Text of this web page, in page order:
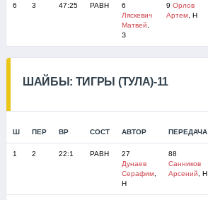
6 3 47:25 РАВН
6
Ляскевич
Матвей
З
9 Орлов
Артем, Н
ШАЙБЫ: ТИГРЫ (ТУЛА)-11
Ш ПЕР ВР СОСТ АВТОР ПЕРЕДАЧА
1 2 22:1 РАВН
27
Дунаев
Серафим,
Н
88
Санников
Арсений , Н